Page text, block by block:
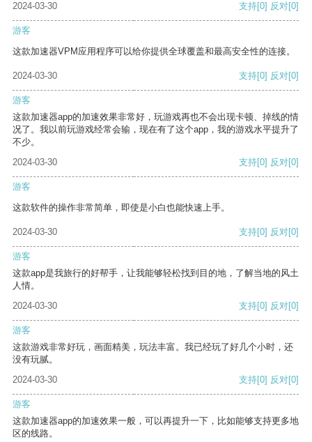
2024-03-30 支持[0] 反对[0]
游客
这款加速器VPM应用程序可以给你提供全球覆盖和最高安全性的连接。
2024-03-30 支持[0] 反对[0]
游客
这款加速器app的加速效果非常好，玩游戏再也不会出现卡顿、掉线的情
况了。我以前玩游戏经常会输，现在有了这个app，我的游戏水平提升了
不少。
2024-03-30
支持[0] 反对[0]
游客
这款软件的操作非常简单，即使是小白也能快速上手。
2024-03-30 支持[0] 反对[0]
游客
这款app是我旅行的好帮手，让我能够轻松找到目的地，了解当地的风土
人情。
2024-03-30
支持[0] 反对[0]
游客
这款游戏非常好玩，画面精美，玩法丰富。我已经玩了好几个小时，还
没有玩腻。
2024-03-30
支持[0] 反对[0]
游客
这款加速器app的加速效果一般，可以再提升一下，比如能够支持更多地
区的线路。